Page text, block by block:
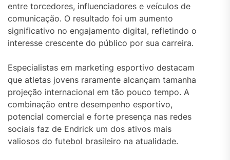
entre torcedores, influenciadores e veículos de
comunicação. O resultado foi um aumento
significativo no engajamento digital, refletindo o
interesse crescente do público por sua carreira.
Especialistas em marketing esportivo destacam
que atletas jovens raramente alcançam tamanha
projeção internacional em tão pouco tempo. A
combinação entre desempenho esportivo,
potencial comercial e forte presença nas redes
sociais faz de Endrick um dos ativos mais
valiosos do futebol brasileiro na atualidade.